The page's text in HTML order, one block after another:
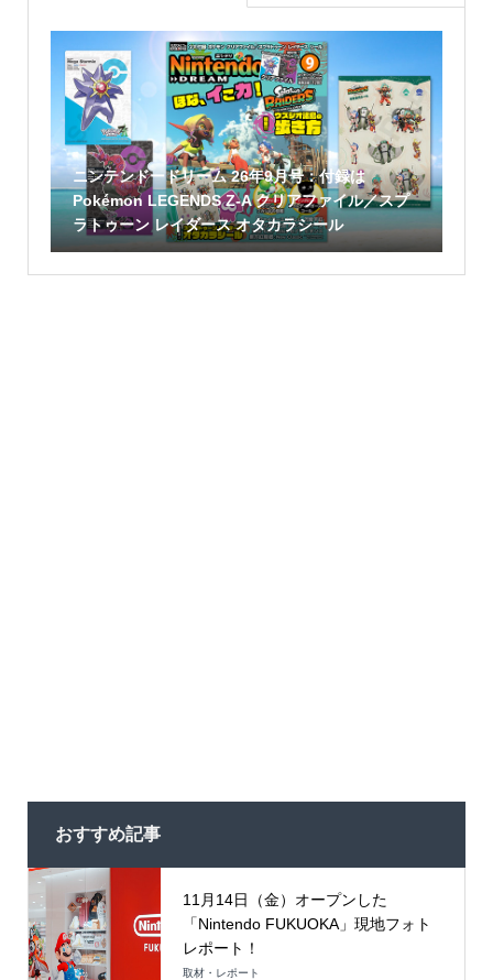
ニンテンドードリーム 26年9月号：付録は
Pokémon LEGENDS Z-A クリアファイル／スプ
ラトゥーン レイダース オタカラシール
おすすめ記事
11月14日（金）オープンした
「Nintendo FUKUOKA」現地フォト
レポート！
取材・レポート